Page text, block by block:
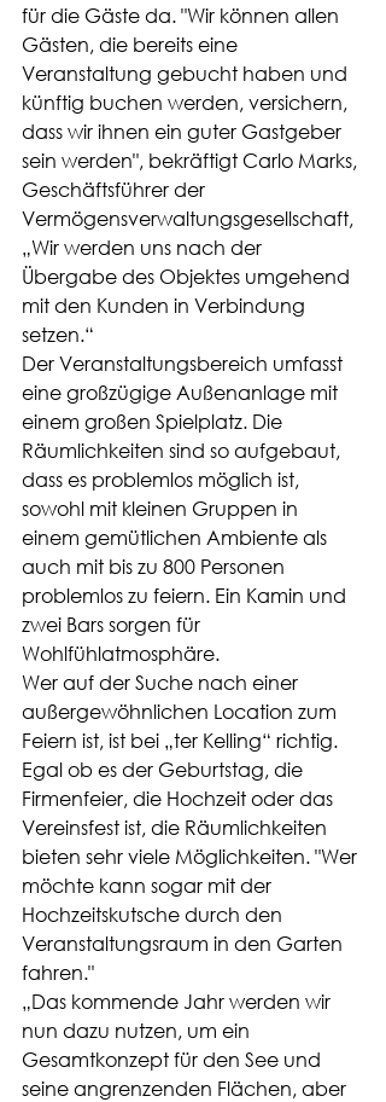
für die Gäste da. "Wir können allen
Gästen, die bereits eine
Veranstaltung gebucht haben und
künftig buchen werden, versichern,
dass wir ihnen ein guter Gastgeber
sein werden", bekräftigt Carlo Marks,
Geschäftsführer der
Vermögensverwaltungsgesellschaft,
„Wir werden uns nach der
Übergabe des Objektes umgehend
mit den Kunden in Verbindung
setzen.“
Der Veranstaltungsbereich umfasst
eine großzügige Außenanlage mit
einem großen Spielplatz. Die
Räumlichkeiten sind so aufgebaut,
dass es problemlos möglich ist,
sowohl mit kleinen Gruppen in
einem gemütlichen Ambiente als
auch mit bis zu 800 Personen
problemlos zu feiern. Ein Kamin und
zwei Bars sorgen für
Wohlfühlatmosphäre.
Wer auf der Suche nach einer
außergewöhnlichen Location zum
Feiern ist, ist bei „ter Kelling“ richtig.
Egal ob es der Geburtstag, die
Firmenfeier, die Hochzeit oder das
Vereinsfest ist, die Räumlichkeiten
bieten sehr viele Möglichkeiten. "Wer
möchte kann sogar mit der
Hochzeitskutsche durch den
Veranstaltungsraum in den Garten
fahren."
„Das kommende Jahr werden wir
nun dazu nutzen, um ein
Gesamtkonzept für den See und
seine angrenzenden Flächen, aber